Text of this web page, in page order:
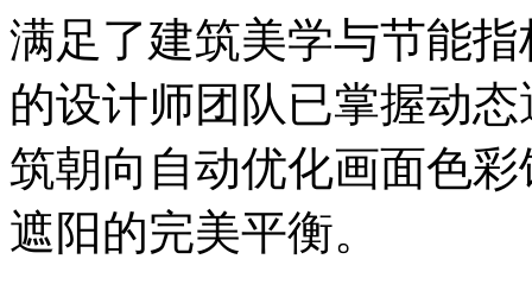
满足了建筑美学与节能
的设计师团队已掌握动
筑朝向自动优化画面色
遮阳的完美平衡。